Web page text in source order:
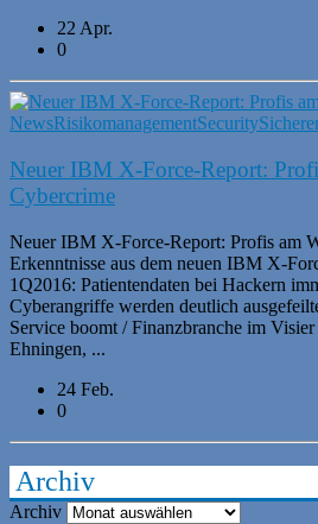
22 Apr.
0
NewsRisikomanagementSecurity
Neuer IBM X-Force-Report:
Cybercrime
Neuer IBM X-Force-Report: Profis am
Erkenntnisse aus dem neuen IBM X-
1Q2016: Patientendaten bei Hackern
Cyberangriffe werden deutlich
Service boomt / Finanzbranche im
Ehningen, ...
24 Feb.
0
Archiv
Archiv